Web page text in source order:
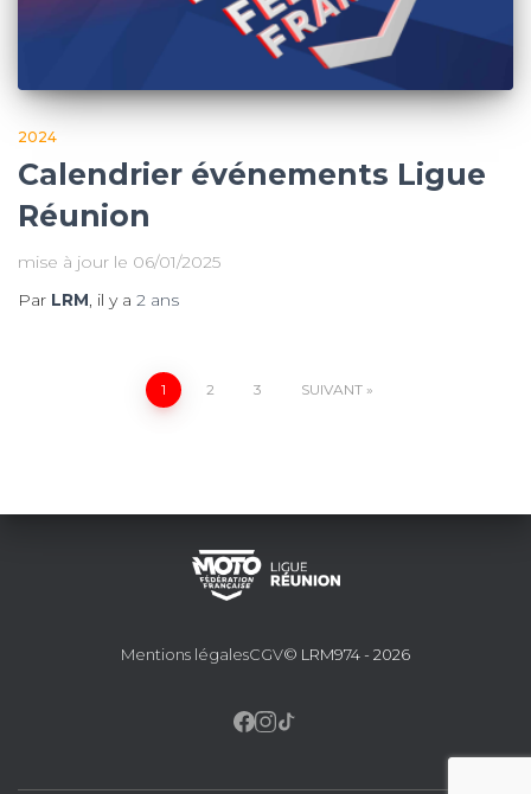
2024
Calendrier événements Ligue
Réunion
mise à jour le 06/01/2025
Par LRM , il y a 2 ans
Pagination
1 2 3 SUIVANT
Mentions légalesCGV© LRM974 - 2026